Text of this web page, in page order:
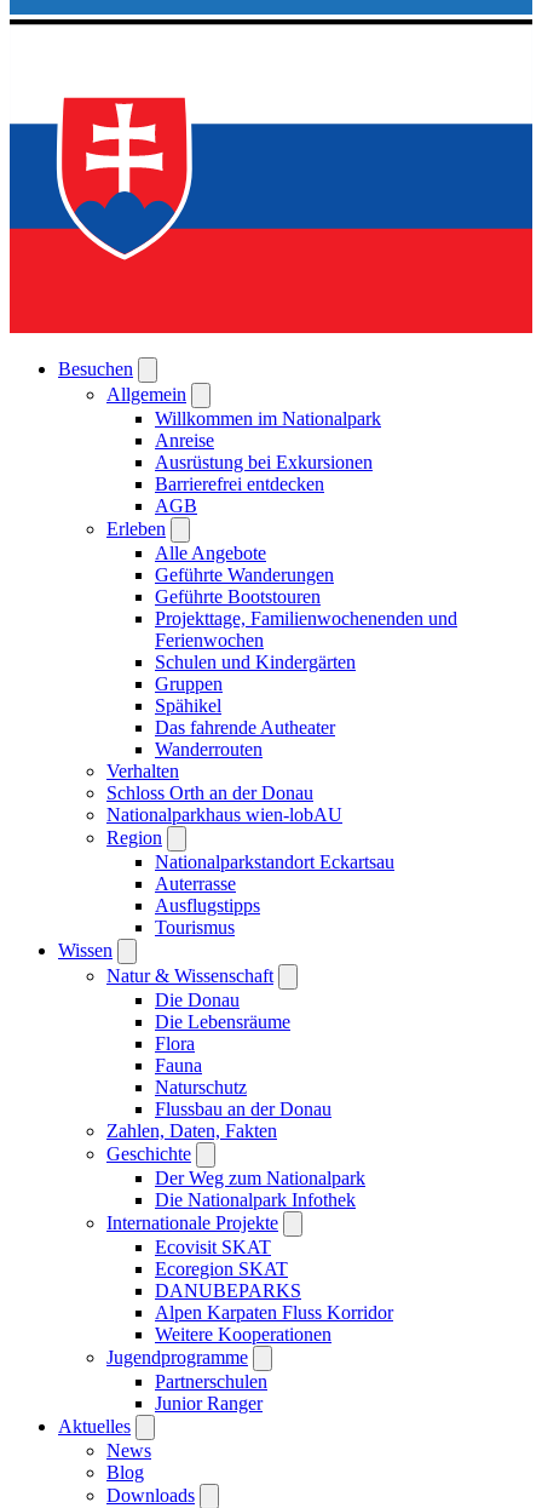
Besuchen
Allgemein
Willkommen im Nationalpark
Anreise
Ausrüstung bei Exkursionen
Barrierefrei entdecken
AGB
Erleben
Alle Angebote
Geführte Wanderungen
Geführte Bootstouren
Projekttage, Familienwochenenden und
Ferienwochen
Schulen und Kindergärten
Gruppen
Spähikel
Das fahrende Autheater
Wanderrouten
Verhalten
Schloss Orth an der Donau
Nationalparkhaus wien-lobAU
Region
Nationalparkstandort Eckartsau
Auterrasse
Ausflugstipps
Tourismus
Wissen
Natur & Wissenschaft
Die Donau
Die Lebensräume
Flora
Fauna
Naturschutz
Flussbau an der Donau
Zahlen, Daten, Fakten
Geschichte
Der Weg zum Nationalpark
Die Nationalpark Infothek
Internationale Projekte
Ecovisit SKAT
Ecoregion SKAT
DANUBEPARKS
Alpen Karpaten Fluss Korridor
Weitere Kooperationen
Jugendprogramme
Partnerschulen
Junior Ranger
Aktuelles
News
Blog
Downloads